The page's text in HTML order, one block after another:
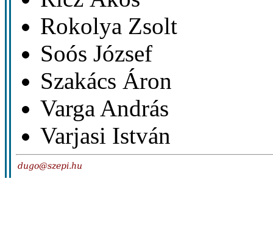
Rokolya Zsolt
Soós József
Szakács Áron
Varga András
Varjasi István